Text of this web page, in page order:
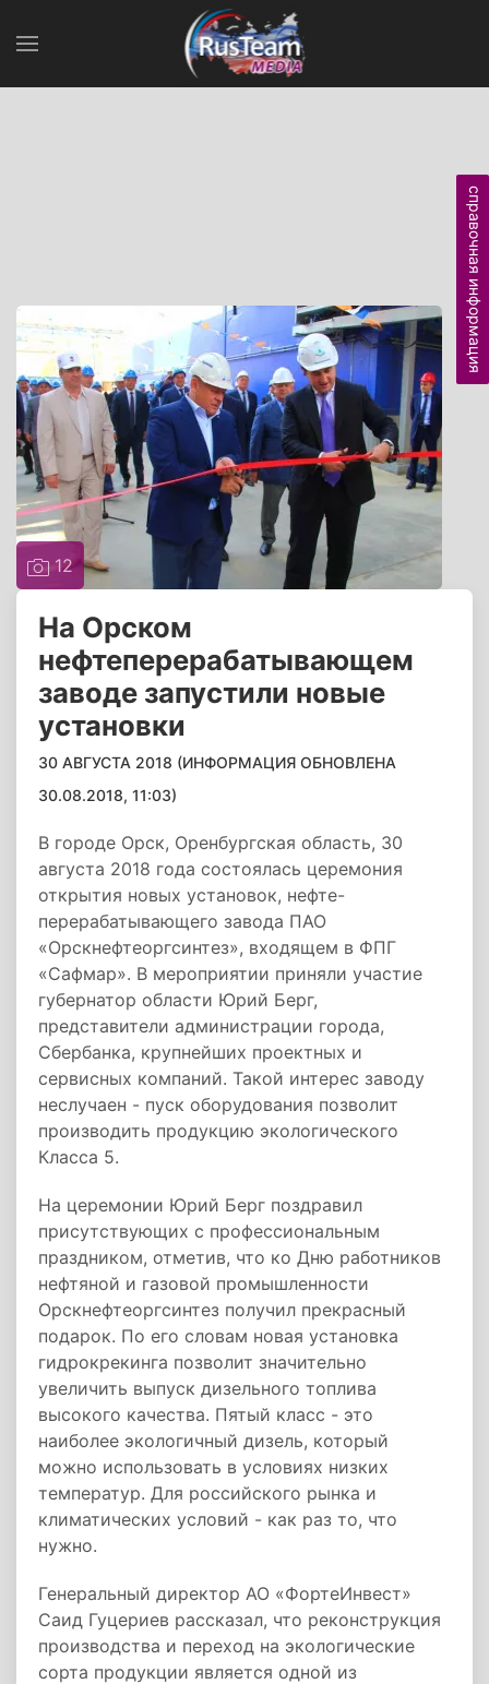
12
На Орском
нефтеперерабатывающем
заводе запустили новые
установки
30 АВГУСТА 2018 (ИНФОРМАЦИЯ ОБНОВЛЕНА
30.08.2018, 11:03)
В городе Орск, Оренбургская область, 30
августа 2018 года состоялась церемония
открытия новых установок, нефте-
перерабатывающего завода ПАО
«Орскнефтеоргсинтез», входящем в ФПГ
«Сафмар». В мероприятии приняли участие
губернатор области Юрий Берг,
представители администрации города,
Сбербанка, крупнейших проектных и
сервисных компаний. Такой интерес заводу
неслучаен - пуск оборудования позволит
производить продукцию экологического
Класса 5.
На церемонии Юрий Берг поздравил
присутствующих с профессиональным
праздником, отметив, что ко Дню работников
нефтяной и газовой промышленности
Орскнефтеоргсинтез получил прекрасный
подарок. По его словам новая установка
гидрокрекинга позволит значительно
увеличить выпуск дизельного топлива
высокого качества. Пятый класс - это
наиболее экологичный дизель, который
можно использовать в условиях низких
температур. Для российского рынка и
климатических условий - как раз то, что
нужно.
Генеральный директор АО «ФортеИнвест»
Саид Гуцериев рассказал, что реконструкция
производства и переход на экологические
сорта продукции является одной из
справочная информация